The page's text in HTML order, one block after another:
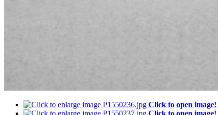
Click to open image!